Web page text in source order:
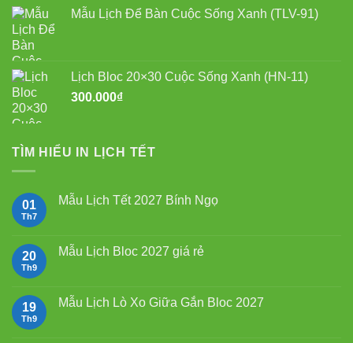
Mẫu Lịch Để Bàn Cuộc Sống Xanh (TLV-91)
Lịch Bloc 20×30 Cuộc Sống Xanh (HN-11)
300.000₫
TÌM HIỂU IN LỊCH TẾT
01
Th7
Mẫu Lịch Tết 2027 Bính Ngọ
luận
ở
2027
Bính
20
Th9
Mẫu Lịch Bloc 2027 giá rẻ
luận
ở
19
Th9
Mẫu Lịch Lò Xo Giữa Gắn Bloc 2027